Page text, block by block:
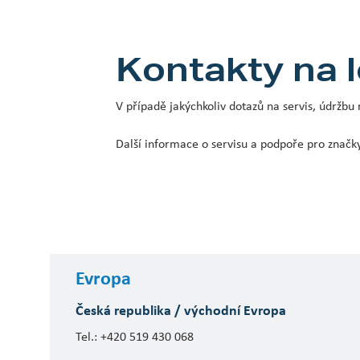
Kontakty na
V případě jakýchkoliv dotazů na servis,
Další informace o servisu a podpoře pro
Evropa
Česká republika / východní Evropa
Tel.: +420 519 430 068